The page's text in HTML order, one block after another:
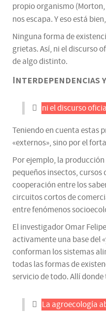
propio organismo
nos escapa. Y eso está
Ninguna forma de
grietas. Así, ni el discurso
de algo distinto.
Interdependencias
ni el discurso
Teniendo en cuenta estas
«externos», sino por el
Por ejemplo, la
pequeños insectos,
cooperación entre los
circuitos cortos de
entre fenómenos
El investigador Omar
activamente una base del
conforman los sistemas
todas las formas de
servicio de todo. Allí
La agroecología